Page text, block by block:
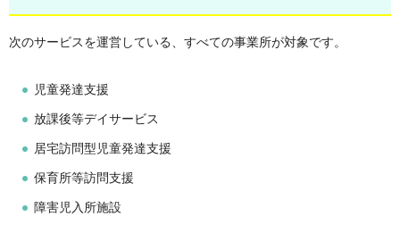
次のサービスを運営している、すべての事業所が対象です。
児童発達支援
放課後等デイサービス
居宅訪問型児童発達支援
保育所等訪問支援
障害児入所施設